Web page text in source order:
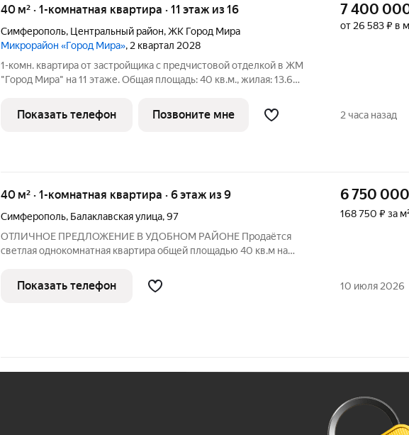
40 м² · 1-комнатная квартира · 11 этаж из 16
Симферополь, Центральный район,ЖК Город Мира
Микрорайон «Город Мира», 2 квартал 2028
1-комн. квартира от застройщика с предчистовой отделкой в ЖМ
"Город Мира" на 11 этаже. Общая площадь: 40 кв.м., жилая: 13.6
выходят на одну сторону. В квартире одна лоджия, один
совмещенный
7 400
от 26 583 ₽ в
Показать телефон Позвоните мне 2 часа назад
40 м² · 1-комнатная квартира · 6 этаж из 9
Симферополь, Балаклавская улица,97
ОТЛИЧНОЕ ПРЕДЛОЖЕНИЕ В УДОБНОМ РАЙОНЕ Продаётся
светлая однокомнатная квартира общей площадью 40 кв.м на
к проживанию: выполнен аккуратный косметический ремонт с
качественной отделкой,
6 750 000
168 750 ₽ за
Показать телефон 10 июля 2026